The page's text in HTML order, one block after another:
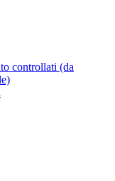
controllati (da